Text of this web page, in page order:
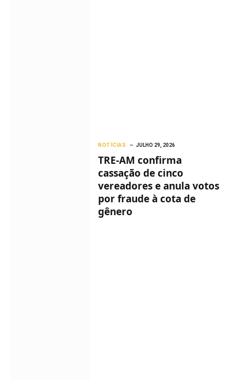
NOTÍCIAS JULHO 29, 2026
TRE-AM confirma
cassação de cinco
vereadores e anula votos
por fraude à cota de
gênero